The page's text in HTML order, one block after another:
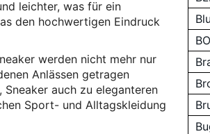
leichter, was für ein
den hochwertigen Eindruck
werden nicht mehr nur
Anlässen getragen
auch zu eleganteren
Sport- und Alltagskleidung